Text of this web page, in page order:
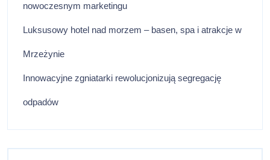
nowoczesnym marketingu
Luksusowy hotel nad morzem – basen, spa i atrakcje w
Mrzeżynie
Innowacyjne zgniatarki rewolucjonizują segregację
odpadów